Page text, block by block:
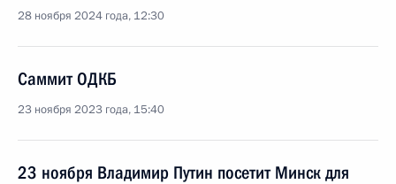
28 ноября 2024 года, 12:30
Саммит ОДКБ
23 ноября 2023 года, 15:40
23 ноября Владимир Путин посетит Минск для